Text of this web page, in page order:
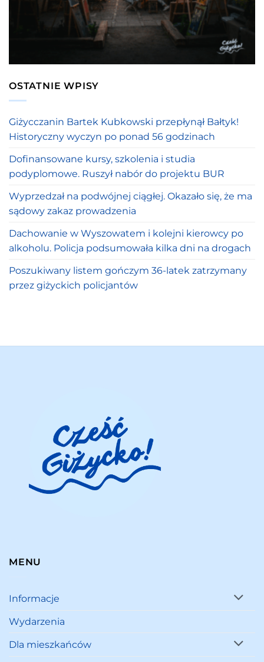
OSTATNIE WPISY
Giżycczanin Bartek Kubkowski przepłynął Bałtyk!
Historyczny wyczyn po ponad 56 godzinach
Dofinansowane kursy, szkolenia i studia
podyplomowe. Ruszył nabór do projektu BUR
Wyprzedzał na podwójnej ciągłej. Okazało się, że ma
sądowy zakaz prowadzenia
Dachowanie w Wyszowatem i kolejni kierowcy po
alkoholu. Policja podsumowała kilka dni na drogach
Poszukiwany listem gończym 36-latek zatrzymany
przez giżyckich policjantów
MENU
Informacje
Wydarzenia
Dla mieszkańców